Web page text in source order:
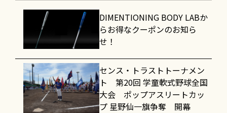
DIMENTIONING BODY LABか
らお得なクーポンのお知ら
せ！
センス・トラストトーナメン
ト 第20回 学童軟式野球全国
大会 ポップアスリートカッ
プ 星野仙一旗争奪 開幕